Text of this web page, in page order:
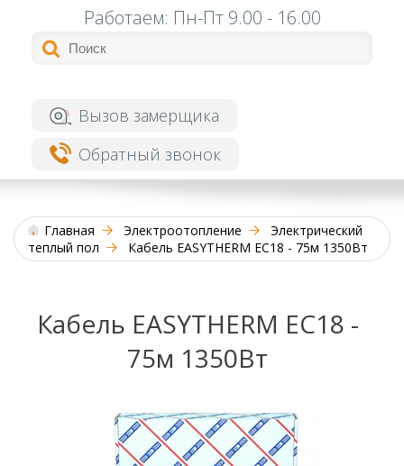
Работаем: Пн-Пт 9.00 - 16.00
Вызов замерщика
Обратный звонок
Главная Электроотопление
Электрический
теплый пол
Кабель EASYTHERM EC18 - 75м 1350Вт
Кабель EASYTHERM EC18 -
75м 1350Вт